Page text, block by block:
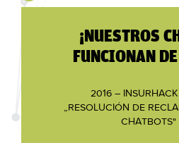
¡NUESTROS
FUNCIONAN
2016 –
„RESOLUCIÓN DE
CHATBOTS"